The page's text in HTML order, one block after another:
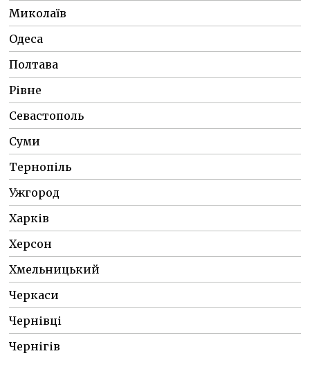
Миколаїв
Одеса
Полтава
Рівне
Севастополь
Суми
Тернопіль
Ужгород
Харків
Херсон
Хмельницький
Черкаси
Чернівці
Чернігів